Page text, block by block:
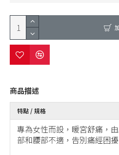
商品描述
特點 / 規格
專為女性而設，暖宮舒痛，
部和腰部不適，告別痛經困擾